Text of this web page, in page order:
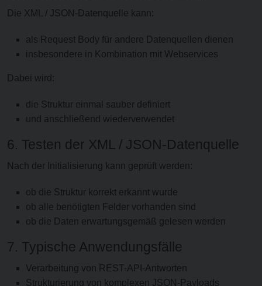
Die XML / JSON-Datenquelle kann:
als Request Body für andere Datenquellen dienen
insbesondere in Kombination mit Webservices
Dabei wird:
die Struktur einmal sauber definiert
und anschließend wiederverwendet
6. Testen der XML / JSON-Datenquelle
Nach der Initialisierung kann geprüft werden:
ob die Struktur korrekt erkannt wurde
ob alle benötigten Felder vorhanden sind
ob die Daten erwartungsgemäß gelesen werden
7. Typische Anwendungsfälle
Verarbeitung von REST-API-Antworten
Strukturierung von komplexen JSON-Payloads